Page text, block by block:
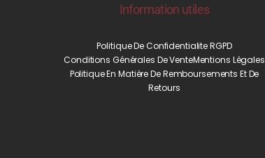
Information utiles
Politique De Confidentialite RGPD
Conditions Générales De VenteMentions Légales
Politique En Matière De Remboursements Et De
Retours